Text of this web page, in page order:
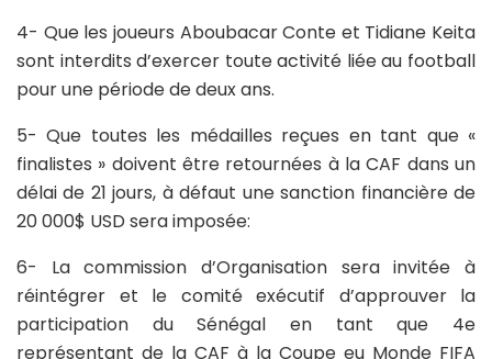
4- Que les joueurs Aboubacar Conte et Tidiane Keita
sont interdits d’exercer toute activité liée au football
pour une période de deux ans.
5- Que toutes les médailles reçues en tant que «
finalistes » doivent être retournées à la CAF dans un
délai de 21 jours, à défaut une sanction financière de
20 000$ USD sera imposée:
6- La commission d’Organisation sera invitée à
réintégrer et le comité exécutif d’approuver la
participation du Sénégal en tant que 4e
représentant de la CAF à la Coupe eu Monde FIFA